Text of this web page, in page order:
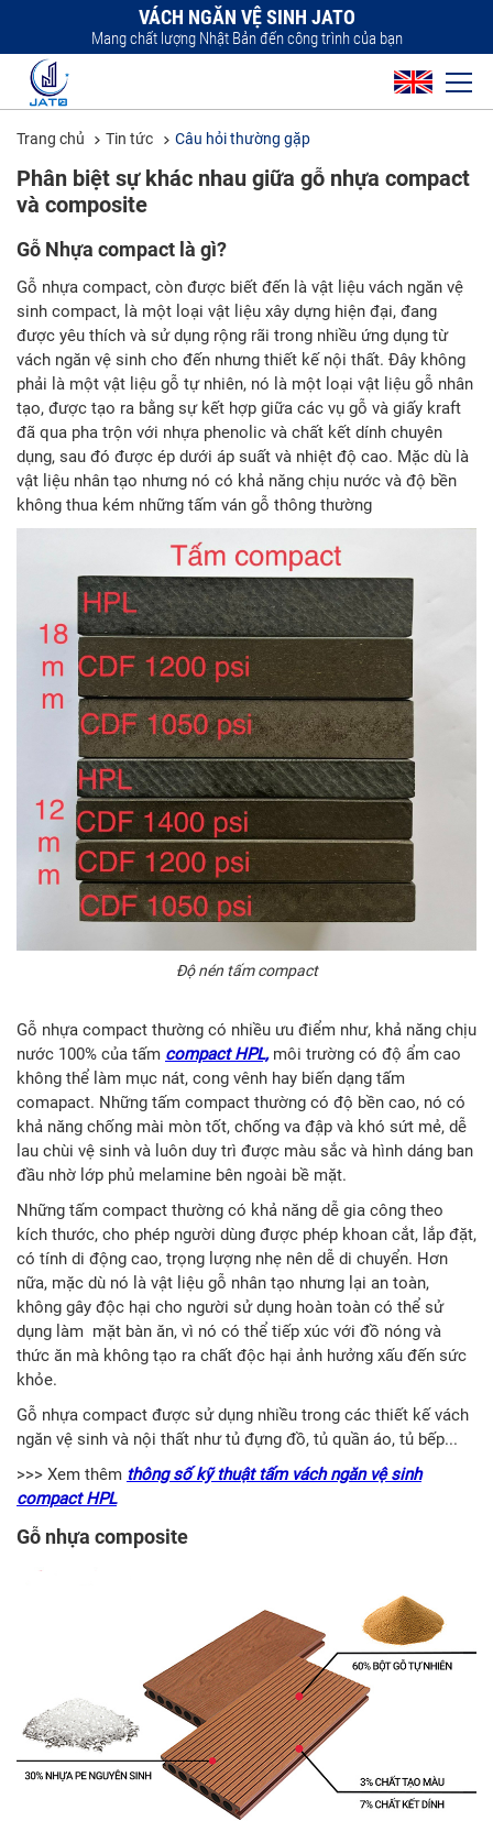
VÁCH NGĂN VỆ SINH JATO
Mang chất lượng Nhật Bản đến công trình của bạn
Trang chủ Tin tức Câu hỏi thường gặp
Phân biệt sự khác nhau giữa gỗ nhựa compact
và composite
Gỗ Nhựa compact là gì?
Gỗ nhựa compact, còn được biết đến là vật liệu vách ngăn vệ
sinh compact, là một loại vật liệu xây dựng hiện đại, đang
được yêu thích và sử dụng rộng rãi trong nhiều ứng dụng từ
vách ngăn vệ sinh cho đến nhưng thiết kế nội thất. Đây không
phải là một vật liệu gỗ tự nhiên, nó là một loại vật liệu gỗ nhân
tạo, được tạo ra bằng sự kết hợp giữa các vụ gỗ và giấy kraft
đã qua pha trộn với nhựa phenolic và chất kết dính chuyên
dụng, sau đó được ép dưới áp suất và nhiệt độ cao. Mặc dù là
vật liệu nhân tạo nhưng nó có khả năng chịu nước và độ bền
không thua kém những tấm ván gỗ thông thường
Độ nén tấm compact
Gỗ nhựa compact thường có nhiều ưu điểm như, khả năng chịu
nước 100% của tấm compact HPL,môi trường có độ ẩm cao
không thể làm mục nát, cong vênh hay biến dạng tấm
comapact. Những tấm compact thường có độ bền cao, nó có
khả năng chống mài mòn tốt, chống va đập và khó sứt mẻ, dễ
lau chùi vệ sinh và luôn duy trì được màu sắc và hình dáng ban
đầu nhờ lớp phủ melamine bên ngoài bề mặt.
Những tấm compact thường có khả năng dễ gia công theo
kích thước, cho phép người dùng được phép khoan cắt, lắp đặt,
có tính di động cao, trọng lượng nhẹ nên dễ di chuyển. Hơn
nữa, mặc dù nó là vật liệu gỗ nhân tạo nhưng lại an toàn,
không gây độc hại cho người sử dụng hoàn toàn có thể sử
dụng làm mặt bàn ăn, vì nó có thể tiếp xúc với đồ nóng và
thức ăn mà không tạo ra chất độc hại ảnh hưởng xấu đến sức
khỏe.
Gỗ nhựa compact được sử dụng nhiều trong các thiết kế vách
ngăn vệ sinh và nội thất như tủ đựng đồ, tủ quần áo, tủ bếp...
>>> Xem thêm thông số kỹ thuật tấm vách ngăn vệ sinh
compact HPL
Gỗ nhựa composite